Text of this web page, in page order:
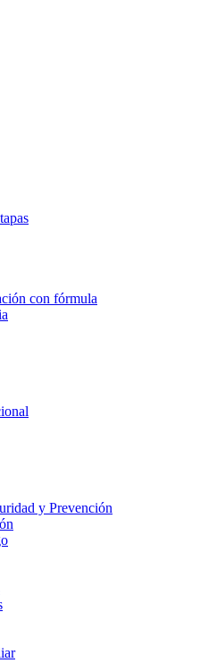
con fórmula
y Prevención